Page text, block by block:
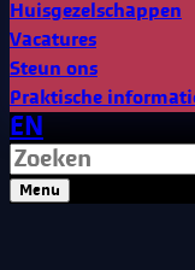
Huisgezelschappen
Vacatures
Steun ons
Praktische
EN
Menu